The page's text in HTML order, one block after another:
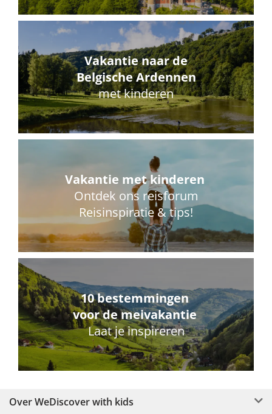
Vakantie naar de
Belgische Ardennen
met kinderen
Vakantie met kinderen
Ontdek ons reisforum
Reisinspiratie & tips!
10 bestemmingen
voor de meivakantie
Laat je inspireren
Over WeDiscover with kids